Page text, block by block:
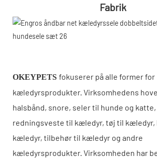
Fabrik
OKEYPETS fokuserer på alle former for
kæledyrsprodukter. Virksomhedens
halsbånd, snore, seler til hunde og
redningsveste til kæledyr, tøj til
kæledyr, tilbehør til kæledyr og andre
kæledyrsprodukter. Virksomheden har